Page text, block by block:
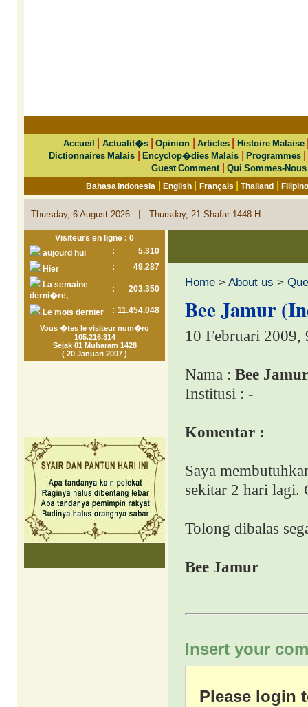
Accueil Actualit�s|Opinion Articles| Histoire Malaise
Dictionnaires Malais |Encyclop�dies Malais |Programmes
Guest Comment Qui Sommes-Nous
Bahasa Indonesia |English Français |Thailand |
Thursday, 6 August 2026 | Thursday, 21 Shafar 1448 H
Visiteurs en ligne : 0
aujourd hui
:
5.310
Hier
:
49.287
La semaine
derni�re,
: 203.350
Le mois dernier : 11.454.048
Vous �tes le visiteur num�ro
105.216.314
Sejak 01 Muharam 1428
( 20 Januari 2007 )
Home > About us >
Bee Jamur
10 Februari 2009,
Nama : Bee Jamur
Institusi : -
Komentar :
Saya
sekitar 2 hari lagi.
Tolong dibalas
Bee Jamur
Insert your
Please login